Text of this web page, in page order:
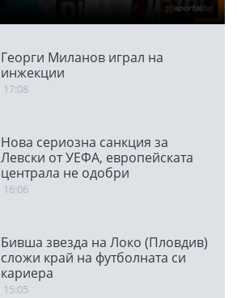
Георги Миланов играл на
инжекции
17:08
Нова сериозна санкция за
Левски от УЕФА, европейската
централа не одобри
транспарант
16:06
Бивша звезда на Локо (Пловдив)
сложи край на футболната си
кариера
15:05